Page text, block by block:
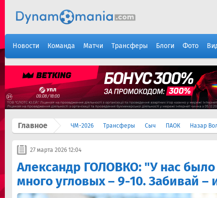
Новости Команда Матчи Трансферы Блоги Фото
Главное ЧМ-2026 Трансферы Сыч ПАОК Назар
27 марта 2026 12:04
Александр ГОЛОВКО: "У нас
много угловых – 9-10. Забивай –